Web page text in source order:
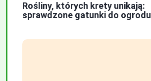
Rośliny, których krety unikają:
sprawdzone gatunki do ogrodu